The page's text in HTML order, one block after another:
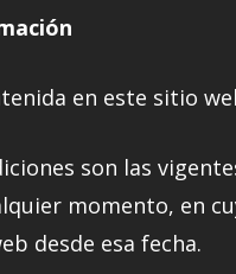
en este sitio
son las
momento, en
desde esa fecha.